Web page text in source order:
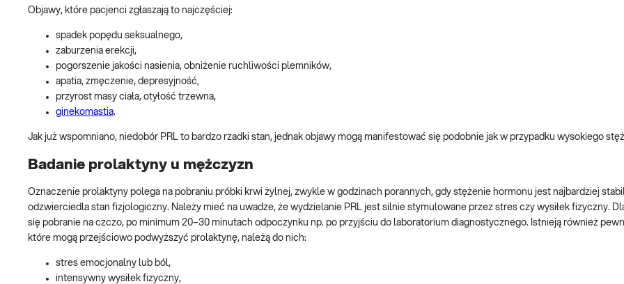
Objawy, które pacjenci zgłaszają to najczęściej:
spadek popędu seksualnego,
zaburzenia erekcji,
pogorszenie jakości nasienia, obniżenie ruchliwości plemników,
apatia, zmęczenie, depresyjność,
przyrost masy ciała, otyłość trzewna,
ginekomastia.
Jak już wspomniano, niedobór PRL to bardzo rzadki stan, jednak objawy mogą manifestować się podobnie jak w przypadku wysokiego
Badanie prolaktyny u mężczyzn
Oznaczenie prolaktyny polega na pobraniu próbki krwi żylnej, zwykle w godzinach porannych, gdy stężenie hormonu jest najbardziej
odzwierciedla stan fizjologiczny. Należy mieć na uwadze, że wydzielanie PRL jest silnie stymulowane przez stres czy wysiłek fizyczny.
się pobranie na czczo, po minimum 20–30 minutach odpoczynku np. po przyjściu do laboratorium diagnostycznego. Istnieją również
które mogą przejściowo podwyższyć prolaktynę, należą do nich:
stres emocjonalny lub ból,
intensywny wysiłek fizyczny,